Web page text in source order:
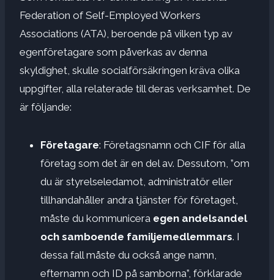
Federation of Self-Employed Workers
Associations (ATA), beroende på vilken typ av
egenföretagare som påverkas av denna
skyldighet, skulle socialförsäkringen kräva olika
uppgifter, alla relaterade till deras verksamhet. De
är följande:
Företagare: Företagsnamn och CIF för alla
företag som det är en del av. Dessutom, ”om
du är styrelseledamot, administratör eller
tillhandahåller andra tjänster för företaget,
måste du kommunicera egen andelsandel
och samboende familjemedlemmars. I
dessa fall måste du också ange namn,
efternamn och ID på samborna”, förklarade